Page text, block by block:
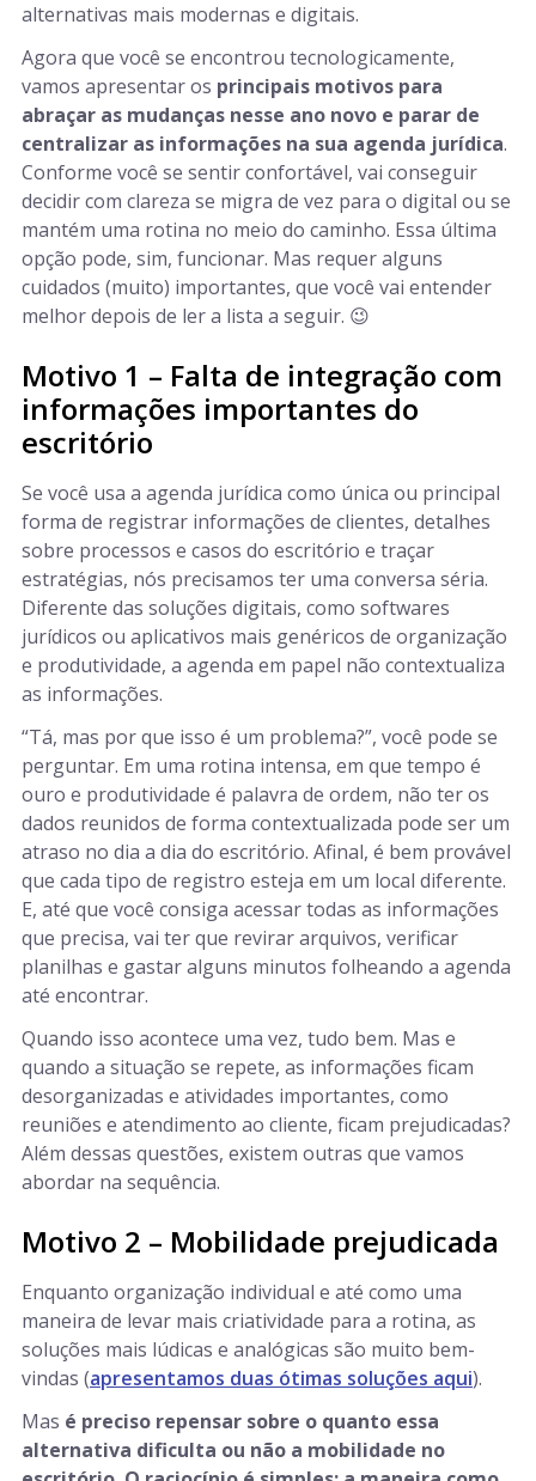
alternativas mais modernas e digitais.
Agora que você se encontrou tecnologicamente,
vamos apresentar os principais motivos para
abraçar as mudanças nesse ano novo e parar de
centralizar as informações na sua agenda jurídica.
Conforme você se sentir confortável, vai conseguir
decidir com clareza se migra de vez para o digital ou se
mantém uma rotina no meio do caminho. Essa última
opção pode, sim, funcionar. Mas requer alguns
cuidados (muito) importantes, que você vai entender
melhor depois de ler a lista a seguir. 😉
Motivo 1 – Falta de integração com
informações importantes do
escritório
Se você usa a agenda jurídica como única ou principal
forma de registrar informações de clientes, detalhes
sobre processos e casos do escritório e traçar
estratégias, nós precisamos ter uma conversa séria.
Diferente das soluções digitais, como softwares
jurídicos ou aplicativos mais genéricos de organização
e produtividade, a agenda em papel não contextualiza
as informações.
“Tá, mas por que isso é um problema?”, você pode se
perguntar. Em uma rotina intensa, em que tempo é
ouro e produtividade é palavra de ordem, não ter os
dados reunidos de forma contextualizada pode ser um
atraso no dia a dia do escritório. Afinal, é bem provável
que cada tipo de registro esteja em um local diferente.
E, até que você consiga acessar todas as informações
que precisa, vai ter que revirar arquivos, verificar
planilhas e gastar alguns minutos folheando a agenda
até encontrar.
Quando isso acontece uma vez, tudo bem. Mas e
quando a situação se repete, as informações ficam
desorganizadas e atividades importantes, como
reuniões e atendimento ao cliente, ficam prejudicadas?
Além dessas questões, existem outras que vamos
abordar na sequência.
Motivo 2 – Mobilidade prejudicada
Enquanto organização individual e até como uma
maneira de levar mais criatividade para a rotina, as
soluções mais lúdicas e analógicas são muito bem-
vindas (apresentamos duas ótimas soluções aqui).
Mas é preciso repensar sobre o quanto essa
alternativa dificulta ou não a mobilidade no